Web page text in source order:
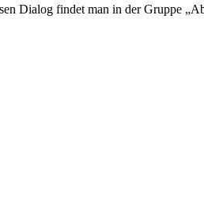
Dialog findet man in der Gruppe